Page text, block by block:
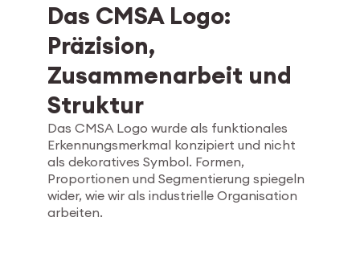
Das CMSA Logo:
Präzision,
Zusammenarbeit und
Struktur
Das CMSA Logo wurde als funktionales
Erkennungsmerkmal konzipiert und nicht
als dekoratives Symbol. Formen,
Proportionen und Segmentierung spiegeln
wider, wie wir als industrielle Organisation
arbeiten.